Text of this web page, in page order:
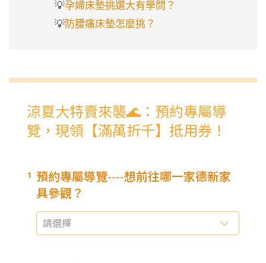
     💡
孕婦床墊挑選大有學問？
     💡
防腰痛床墊怎麼挑？